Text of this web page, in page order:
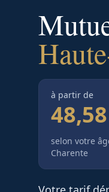
à partir de
selon votre
Charente